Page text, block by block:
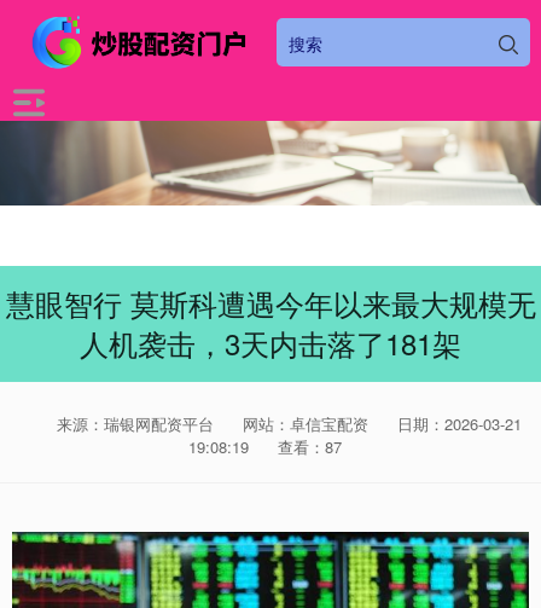
慧眼智行 莫斯科遭遇今年以来最大规模无
人机袭击，3天内击落了181架
来源：瑞银网配资平台 网站：卓信宝配资
日期：2026-03-21
19:08:19
查看：87